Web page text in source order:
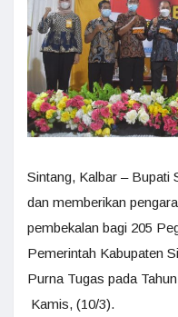
Sintang, Kalbar – Bupati
dan memberikan
pembekalan bagi 205
Pemerintah Kabupaten
Purna Tugas pada
Kamis, (10/3).